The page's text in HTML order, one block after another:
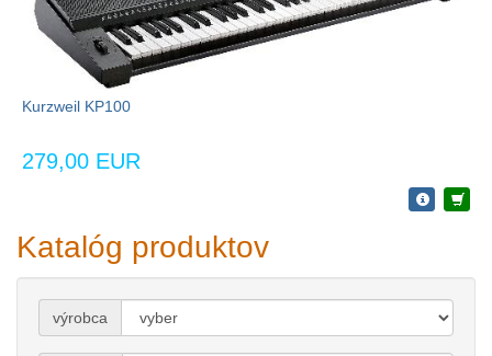
Kurzweil KP100
279,00 EUR
Katalóg produktov
výrobca